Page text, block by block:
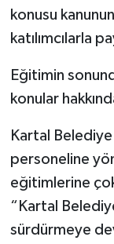
konusu
katılımcılarla
Eğitimin
konular
Kartal
personeline
eğitimlerine
“Kartal
sürdürmeye